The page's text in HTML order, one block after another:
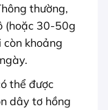
thường,
(hoặc 30-50g
khoảng
thể được
dây tơ hồng